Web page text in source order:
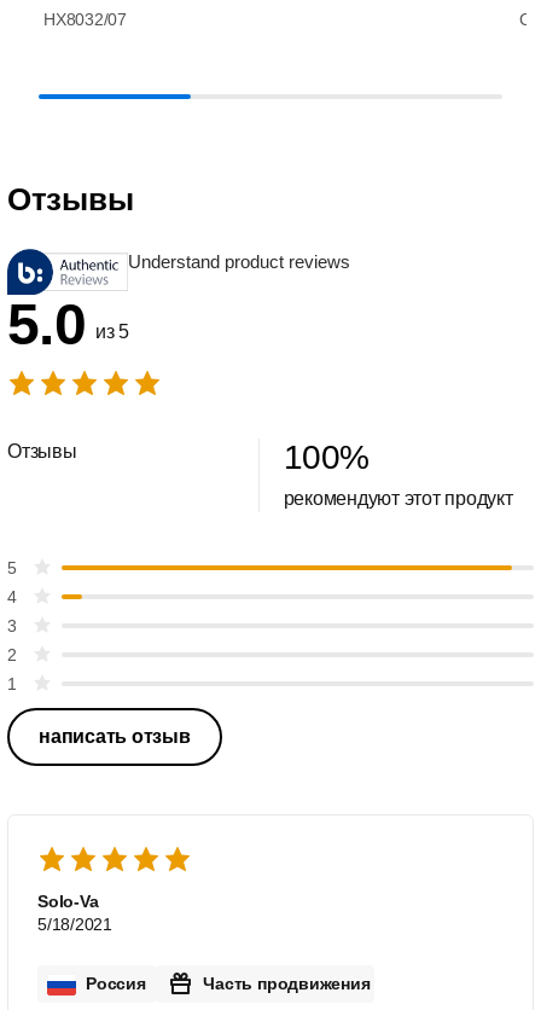
HX8032/07
Отзывы
Understand product reviews
5.0 из 5
Отзывы 100%
рекомендуют этот продукт
5
4
3
2
1
написать отзыв
Solo-Va
5/18/2021
Россия Часть продвижения